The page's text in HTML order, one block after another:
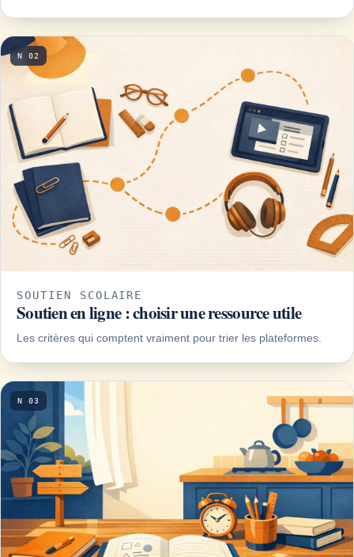
N 02
SOUTIEN SCOLAIRE
Soutien en ligne : choisir une ressource utile
Les critères qui comptent vraiment pour trier les plateformes.
N 03